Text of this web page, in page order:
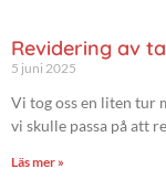
Revidering av
5 juni 2025
Vi tog oss en liten tur
vi skulle passa på att
Läs mer »